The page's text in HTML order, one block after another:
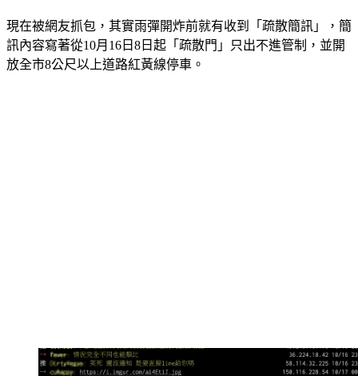
現在被網友抓包，其實雨彈開炸前就有收到「疏散簡訊」，簡
訊內容寫著從10月16日8日起「疏散門」只出不進管制，並開
放全市8公尺以上道路紅黃線停車。